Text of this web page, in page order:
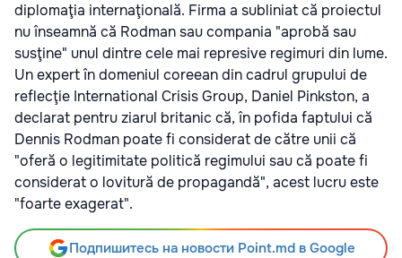
diplomaţia internaţională. Firma a subliniat că proiectul
nu înseamnă că Rodman sau compania "aprobă sau
susţine" unul dintre cele mai represive regimuri din lume.
Un expert în domeniul coreean din cadrul grupului de
reflecţie International Crisis Group, Daniel Pinkston, a
declarat pentru ziarul britanic că, în pofida faptului că
Dennis Rodman poate fi considerat de către unii că
"oferă o legitimitate politică regimului sau că poate fi
considerat o lovitură de propagandă", acest lucru este
"foarte exagerat".
Подпишитесь на новости Point.md в Google